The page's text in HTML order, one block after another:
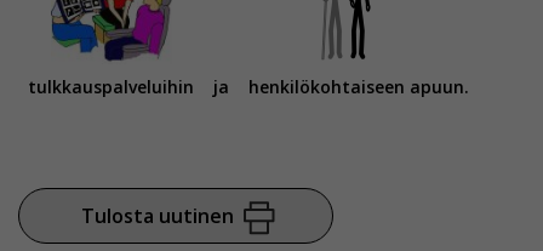
tulkkauspalveluihin ja henkilökohtaiseen apuun.
Tulosta uutinen